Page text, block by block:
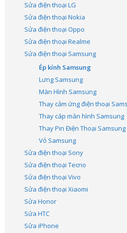
Sửa điện thoại LG
Sửa điện thoại Nokia
Sửa điện thoại Oppo
Sửa điện thoại Realme
Sửa điện thoại Samsung
Ép kính Samsung
Lưng Samsung
Màn Hình Samsung
Thay cảm ứng điện thoại
Thay cáp màn hình Samsung
Thay Pin Điện Thoại Samsung
Vỏ Samsung
Sửa điện thoại Sony
Sửa điện thoại Tecno
Sửa điện thoại Vivo
Sửa điện thoại Xiaomi
Sửa Honor
Sửa HTC
Sửa iPhone